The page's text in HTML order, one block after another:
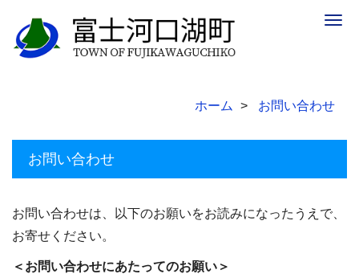
ホーム お問い合わせ
お問い合わせ
お問い合わせは、以下のお願いをお読みになったうえで、
お寄せください。
＜お問い合わせにあたってのお願い＞